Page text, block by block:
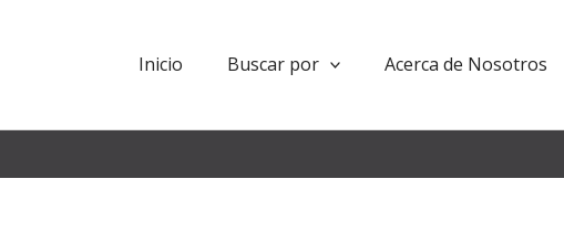
Inicio Buscar por Acerca de Nosotros